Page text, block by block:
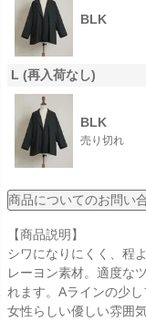
BLK
L (再入荷なし)
BLK
売り切れ
商品についてのお問い
【商品説明】
シワになりにくく、程
レーヨン素材。適度な
れます。Aラインの少
女性らしい優しい雰囲